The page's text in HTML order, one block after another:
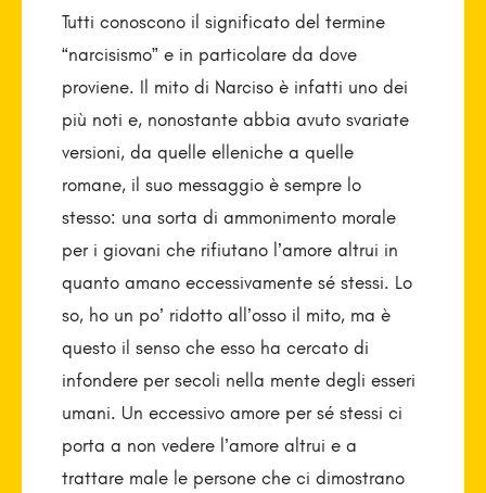
Tutti conoscono il significato del termine
“narcisismo” e in particolare da dove
proviene. Il mito di Narciso è infatti uno dei
più noti e, nonostante abbia avuto svariate
versioni, da quelle elleniche a quelle
romane, il suo messaggio è sempre lo
stesso: una sorta di ammonimento morale
per i giovani che rifiutano l’amore altrui in
quanto amano eccessivamente sé stessi. Lo
so, ho un po’ ridotto all’osso il mito, ma è
questo il senso che esso ha cercato di
infondere per secoli nella mente degli esseri
umani. Un eccessivo amore per sé stessi ci
porta a non vedere l’amore altrui e a
trattare male le persone che ci dimostrano